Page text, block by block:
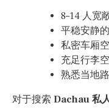
8–14 人宽
平稳安静
私密车厢
充足行李
熟悉当地
对于搜索 Dachau 私